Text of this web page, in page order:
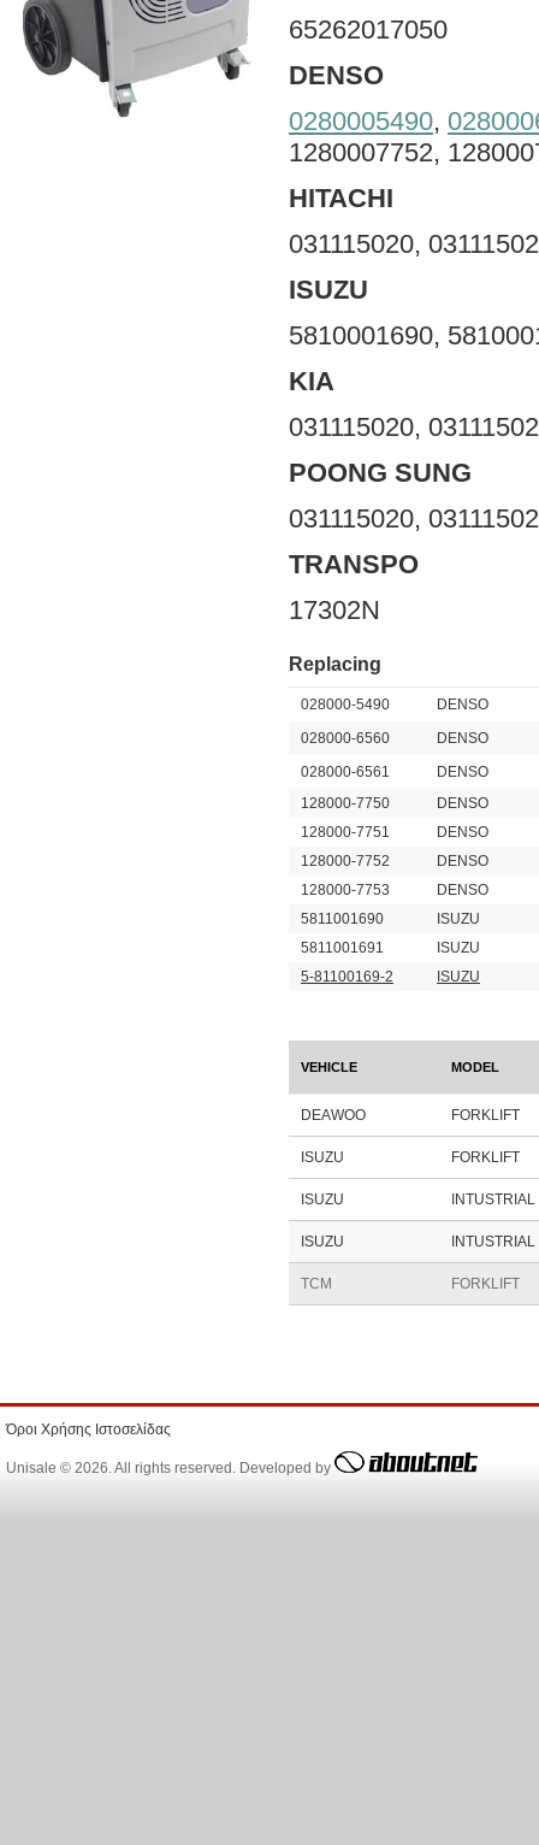
65262017050
DENSO
0280005490,
1280007752,
HITACHI
031115020,
ISUZU
5810001690,
KIA
031115020,
POONG SUNG
031115020,
TRANSPO
17302N
Replacing
028000-5490
DENSO
028000-6560
DENSO
028000-6561
DENSO
128000-7750
DENSO
128000-7751
DENSO
128000-7752
DENSO
128000-7753
DENSO
5811001690
ISUZU
5811001691
ISUZU
5-81100169-2
ISUZU
VEHICLE MODEL
DEAWOO FORKLIFT
ISUZU FORKLIFT
ISUZU INTUSTRIAL
ISUZU INTUSTRIAL
TCM FORKLIFT
Όροι Χρήσης Ιστοσελίδας
Unisale © 2026. All rights reserved. Developed by